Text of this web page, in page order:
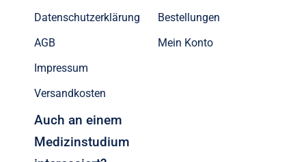
Datenschutzerklärung
AGB
Impressum
Versandkosten
Bestellungen
Mein Konto
Auch an einem
Medizinstudium